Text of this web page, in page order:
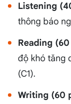
Listening
thông báo
Reading
độ khó tăng
(C1).
Writing (60